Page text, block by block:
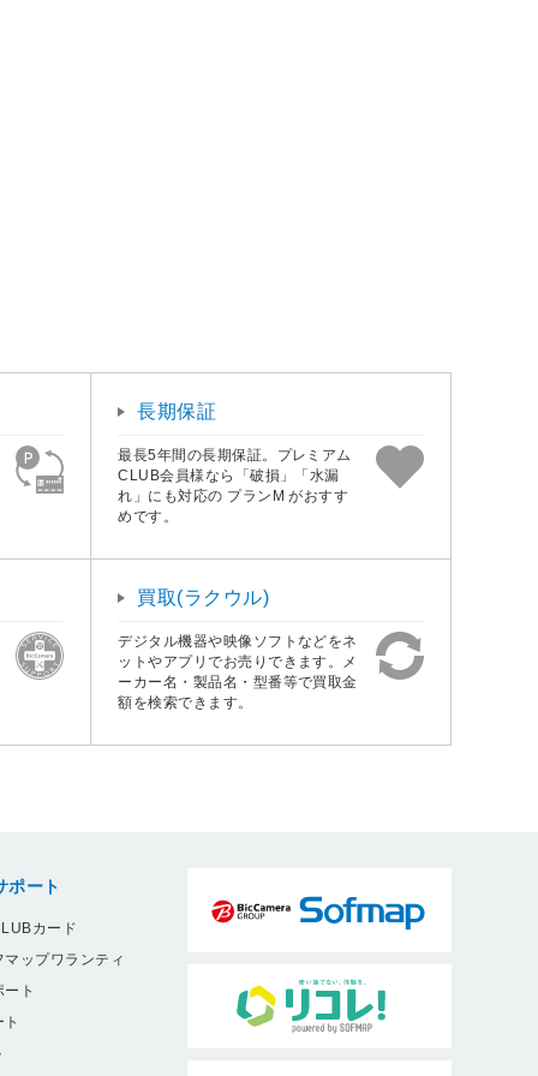
長期保証
最長5年間の長期保証。プレミアム
CLUB会員様なら「破損」「水漏
れ」にも対応の プランM がおすす
めです。
買取(ラクウル)
デジタル機器や映像ソフトなどをネ
ットやアプリでお売りできます。メ
ーカー名・製品名・型番等で買取金
額を検索できます。
ポート
カード
ップワランティ
ト